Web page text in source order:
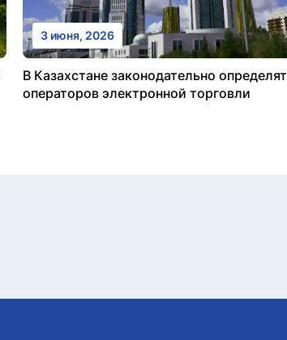
3 июня, 2026
В Казахстане законодательно определят
операторов электронной торговли